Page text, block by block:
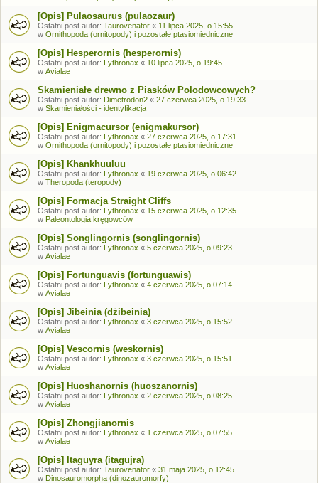
[Opis] Pulaosaurus (pulaozaur)
Ostatni post autor: Taurovenator « 11 lipca 2025, o 15:55
w Ornithopoda (ornitopody) i pozostałe ptasiomiedniczne
[Opis] Hesperornis (hesperornis)
Ostatni post autor: Lythronax « 10 lipca 2025, o 19:45
w Avialae
Skamieniałe drewno z Piasków Polodowcowych?
Ostatni post autor: Dimetrodon2 « 27 czerwca 2025, o 19:33
w Skamieniałości - identyfikacja
[Opis] Enigmacursor (enigmakursor)
Ostatni post autor: Lythronax « 27 czerwca 2025, o 17:31
w Ornithopoda (ornitopody) i pozostałe ptasiomiedniczne
[Opis] Khankhuuluu
Ostatni post autor: Lythronax « 19 czerwca 2025, o 06:42
w Theropoda (teropody)
[Opis] Formacja Straight Cliffs
Ostatni post autor: Lythronax « 15 czerwca 2025, o 12:35
w Paleontologia kręgowców
[Opis] Songlingornis (songlingornis)
Ostatni post autor: Lythronax « 5 czerwca 2025, o 09:23
w Avialae
[Opis] Fortunguavis (fortunguawis)
Ostatni post autor: Lythronax « 4 czerwca 2025, o 07:14
w Avialae
[Opis] Jibeinia (dżibeinia)
Ostatni post autor: Lythronax « 3 czerwca 2025, o 15:52
w Avialae
[Opis] Vescornis (weskornis)
Ostatni post autor: Lythronax « 3 czerwca 2025, o 15:51
w Avialae
[Opis] Huoshanornis (huoszanornis)
Ostatni post autor: Lythronax « 2 czerwca 2025, o 08:25
w Avialae
[Opis] Zhongjianornis
Ostatni post autor: Lythronax « 1 czerwca 2025, o 07:55
w Avialae
[Opis] Itaguyra (itagujra)
Ostatni post autor: Taurovenator « 31 maja 2025, o 12:45
w Dinosauromorpha (dinozauromorfy)